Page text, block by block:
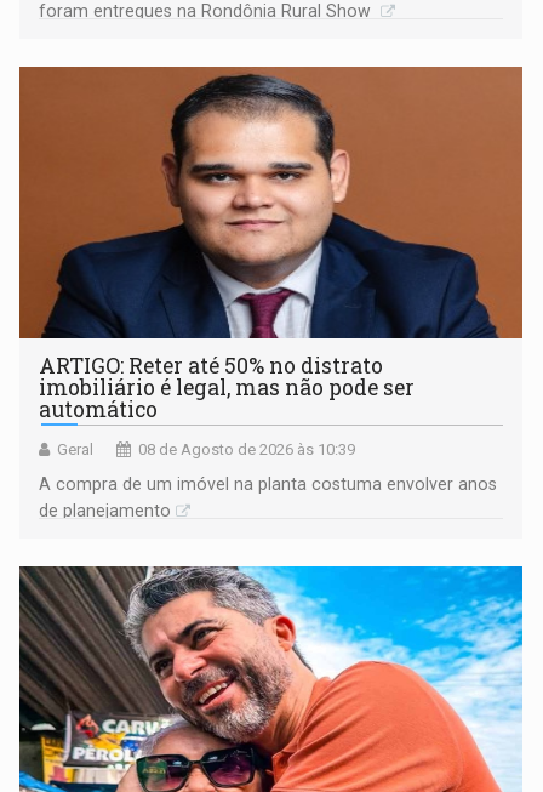
foram entregues na Rondônia Rural Show
ARTIGO: Reter até 50% no distrato
imobiliário é legal, mas não pode ser
automático
Geral 08 de Agosto de 2026 às 10:39
A compra de um imóvel na planta costuma envolver anos
de planejamento